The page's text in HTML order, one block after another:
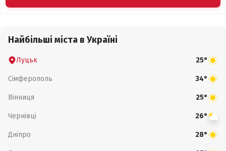
Найбільші міста в Україні
Луцьк 25°
Сімферополь 34°
Вінниця 25°
Чернівці 26°
Дніпро 28°